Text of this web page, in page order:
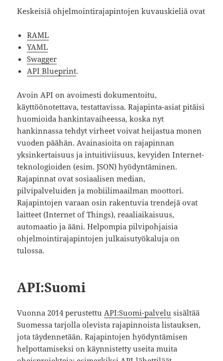
Keskeisiä ohjelmointirajapintojen kuvauskieliä ovat
RAML
YAML
Swagger
API Blueprint.
Avoin API on avoimesti dokumentoitu,
käyttöönotettava, testattavissa. Rajapinta-asiat pitäisi
huomioida hankintavaiheessa, koska nyt
hankinnassa tehdyt virheet voivat heijastua monen
vuoden päähän. Avainasioita on rajapinnan
yksinkertaisuus ja intuitiviisuus, kevyiden Internet-
teknologioiden (esim. JSON) hyödyntäminen.
Rajapinnat ovat sosiaalisen median,
pilvipalveluiden ja mobiilimaailman moottori.
Rajapintojen varaan osin rakentuvia trendejä ovat
laitteet (Internet of Things), reaaliaikaisuus,
automaatio ja ääni. Helpompia pilvipohjaisia
ohjelmointirajapintojen julkaisutyökaluja on
tulossa.
API:Suomi
Vuonna 2014 perustettu API:Suomi-palvelu sisältää
Suomessa tarjolla olevista rajapinnoista listauksen,
jota täydennetään. Rajapintojen hyödyntämisen
helpottamiseksi on käynnistetty useita muita